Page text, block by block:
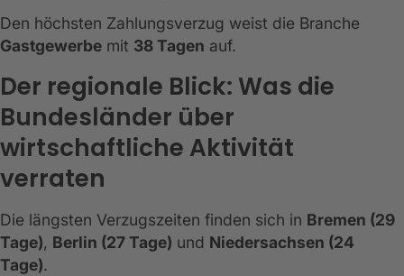
Den höchsten Zahlungsverzug weist die Branche
Gastgewerbe mit 38 Tagen auf.
Der regionale Blick: Was die
Bundesländer über
wirtschaftliche Aktivität
verraten
Die längsten Verzugszeiten finden sich in Bremen (29
Tage), Berlin (27 Tage) und Niedersachsen (24
Tage).